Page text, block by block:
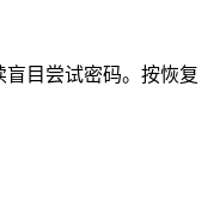
盲目尝试密码。按恢复